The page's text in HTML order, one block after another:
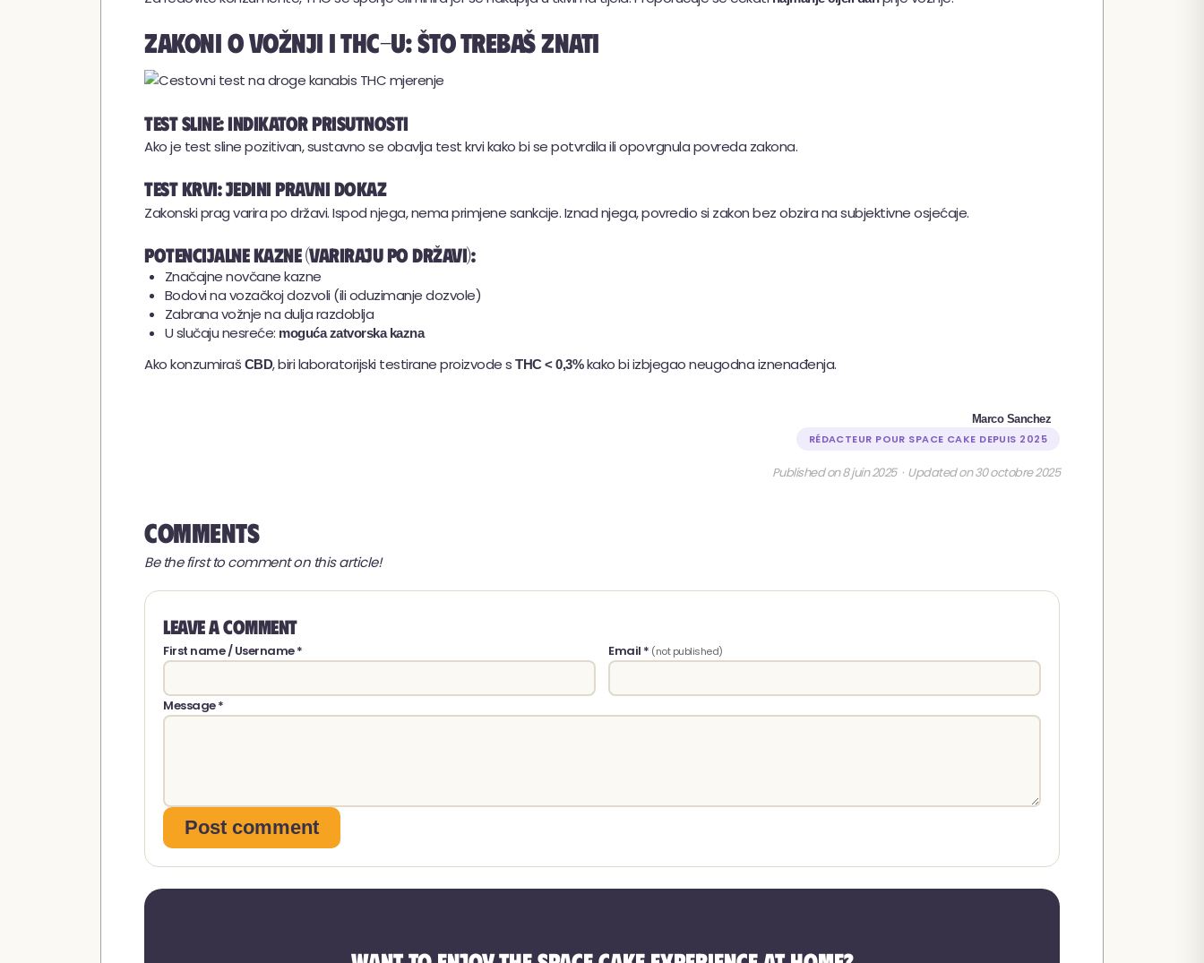
Zakoni o vožnji i THC-u: što trebaš znati
Test sline: indikator prisutnosti
Ako je test sline pozitivan, sustavno se obavlja test krvi kako bi se potvrdila ili opovrgnula povreda zakona.
Test krvi: jedini pravni dokaz
Zakonski prag varira po državi. Ispod njega, nema primjene sankcije. Iznad njega, povredio si zakon bez obzira na subjektivne osjećaje.
Potencijalne kazne (variraju po državi):
Značajne novčane kazne
Bodovi na vozačkoj dozvoli (ili oduzimanje dozvole)
Zabrana vožnje na dulja razdoblja
U slučaju nesreće: moguća zatvorska kazna
Ako konzumiraš CBD, biri laboratorijski testirane proizvode s THC < 0,3%kako bi izbjegao neugodna iznenađenja.
Marco Sanchez
RÉDACTEUR POUR SPACE CAKE DEPUIS 2025
Published on 8 juin 2025 · Updated on 30 octobre 2025
Comments
Be the first to comment on this article!
Leave a comment
First name / Username * Email * (not published)
Message *
Post comment